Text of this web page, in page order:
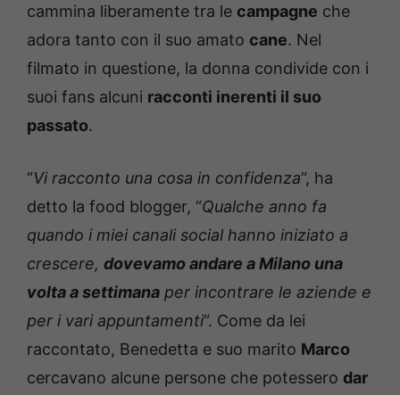
cammina liberamente tra le campagne che
adora tanto con il suo amato cane. Nel
filmato in questione, la donna condivide con i
suoi fans alcuni racconti inerenti il suo
passato.
“Vi racconto una cosa in confidenza“, ha
detto la food blogger, “Qualche anno fa
quando i miei canali social hanno iniziato a
crescere, dovevamo andare a Milano una
volta a settimana per incontrare le aziende e
per i vari appuntamenti“. Come da lei
raccontato, Benedetta e suo marito Marco
cercavano alcune persone che potessero dar